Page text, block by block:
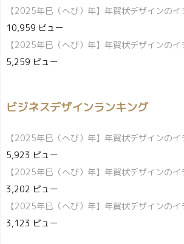
【2025年巳（へび）年】年賀状デザインのイ
10,959 ビュー
【2025年巳（へび）年】年賀状デザインのイ
5,259 ビュー
ビジネスデザインランキング
【2025年巳（へび）年】年賀状デザインのイ
5,923 ビュー
【2025年巳（へび）年】年賀状デザインのイ
3,202 ビュー
【2025年巳（へび）年】年賀状デザインのイ
3,123 ビュー